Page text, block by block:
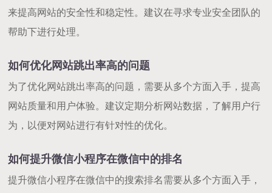
来提高网站的安全性和稳定性。建议在寻求专业安全团队的
帮助下进行处理。
如何优化网站跳出率高的问题
为了优化网站跳出率高的问题，需要从多个方面入手，提高
网站质量和用户体验。建议定期分析网站数据，了解用户行
为，以便对网站进行有针对性的优化。
如何提升微信小程序在微信中的排名
提升微信小程序在微信中的搜索排名需要从多个方面入手，